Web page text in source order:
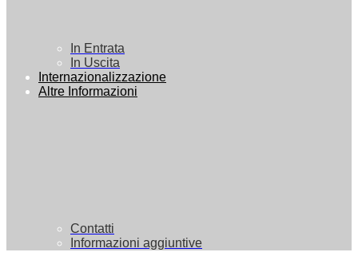
In Entrata
In Uscita
Internazionalizzazione
Altre Informazioni
Contatti
Informazioni aggiuntive